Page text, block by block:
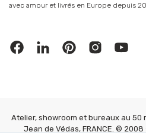
avec amour et livrés en Europe depuis
Atelier, showroom et bureaux au 50
Jean de Védas, FRANCE. ©